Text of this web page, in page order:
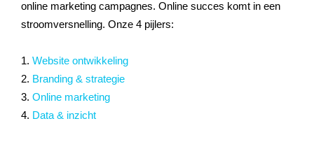
online marketing campagnes. Online succes komt in een
stroomversnelling. Onze 4 pijlers:
1. Website ontwikkeling
2. Branding & strategie
3. Online marketing
4. Data & inzicht